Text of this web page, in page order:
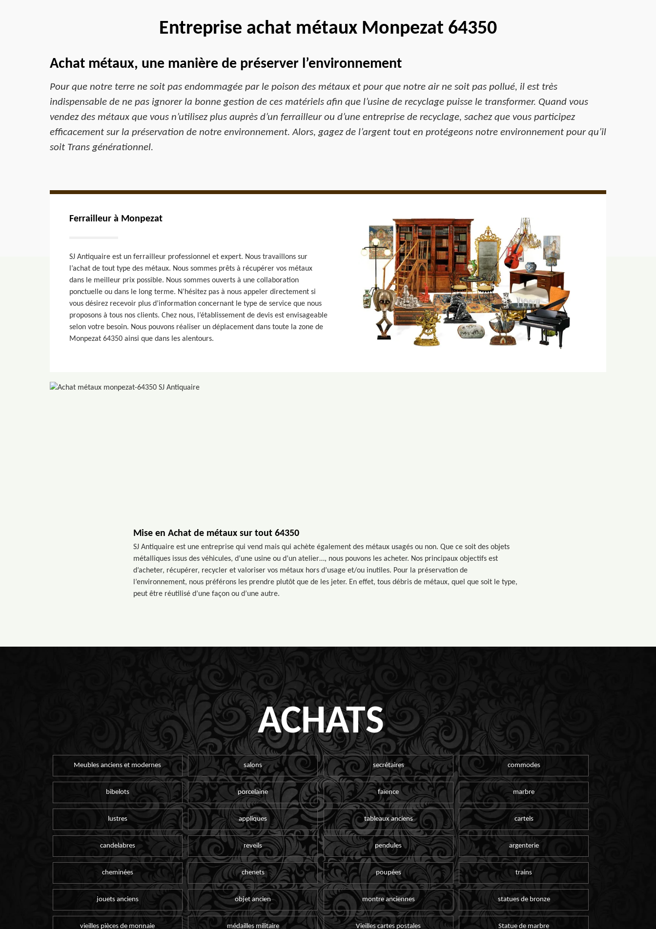
Entreprise achat métaux Monpezat 64350
Achat métaux, une manière de préserver l’environnement
Pour que notre terre ne soit pas endommagée par le poison des métaux et pour que notre air ne soit pas pollué, il est très
indispensable de ne pas ignorer la bonne gestion de ces matériels afin que l’usine de recyclage puisse le transformer. Quand vous
vendez des métaux que vous n’utilisez plus auprès d’un ferrailleur ou d’une entreprise de recyclage, sachez que vous participez
efficacement sur la préservation de notre environnement. Alors, gagez de l’argent tout en protégeons notre environnement pour qu’il
soit Trans générationnel.
Ferrailleur à Monpezat
SJ Antiquaire est un ferrailleur professionnel et expert. Nous travaillons sur
l’achat de tout type des métaux. Nous sommes prêts à récupérer vos métaux
dans le meilleur prix possible. Nous sommes ouverts à une collaboration
ponctuelle ou dans le long terme. N’hésitez pas à nous appeler directement si
vous désirez recevoir plus d’information concernant le type de service que nous
proposons à tous nos clients. Chez nous, l’établissement de devis est envisageable
selon votre besoin. Nous pouvons réaliser un déplacement dans toute la zone de
Monpezat 64350 ainsi que dans les alentours.
Mise en Achat de métaux sur tout 64350
SJ Antiquaire est une entreprise qui vend mais qui achète également des métaux usagés ou non. Que ce soit des objets
métalliques issus des véhicules, d’une usine ou d’un atelier…, nous pouvons les acheter. Nos principaux objectifs est
d’acheter, récupérer, recycler et valoriser vos métaux hors d’usage et/ou inutiles. Pour la préservation de
l’environnement, nous préférons les prendre plutôt que de les jeter. En effet, tous débris de métaux, quel que soit le type,
peut être réutilisé d’une façon ou d’une autre.
ACHATS
Meubles anciens et modernes salons secrétaires commodes
bibelots porcelaine faïence marbre
lustres appliques tableaux anciens cartels
candelabres reveils pendules argenterie
cheminées chenets poupées trains
jouets anciens objet ancien montre anciennes statues de bronze
vieilles pièces de monnaie médailles militaire Vieilles cartes postales Statue de marbre